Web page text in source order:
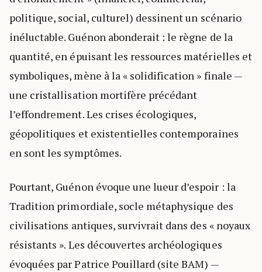
politique, social, culturel) dessinent un scénario
inéluctable. Guénon abonderait : le règne de la
quantité, en épuisant les ressources matérielles et
symboliques, mène à la « solidification » finale —
une cristallisation mortifère précédant
l’effondrement. Les crises écologiques,
géopolitiques et existentielles contemporaines
en sont les symptômes.
Pourtant, Guénon évoque une lueur d’espoir : la
Tradition primordiale, socle métaphysique des
civilisations antiques, survivrait dans des « noyaux
résistants ». Les découvertes archéologiques
évoquées par Patrice Pouillard (site BAM) —